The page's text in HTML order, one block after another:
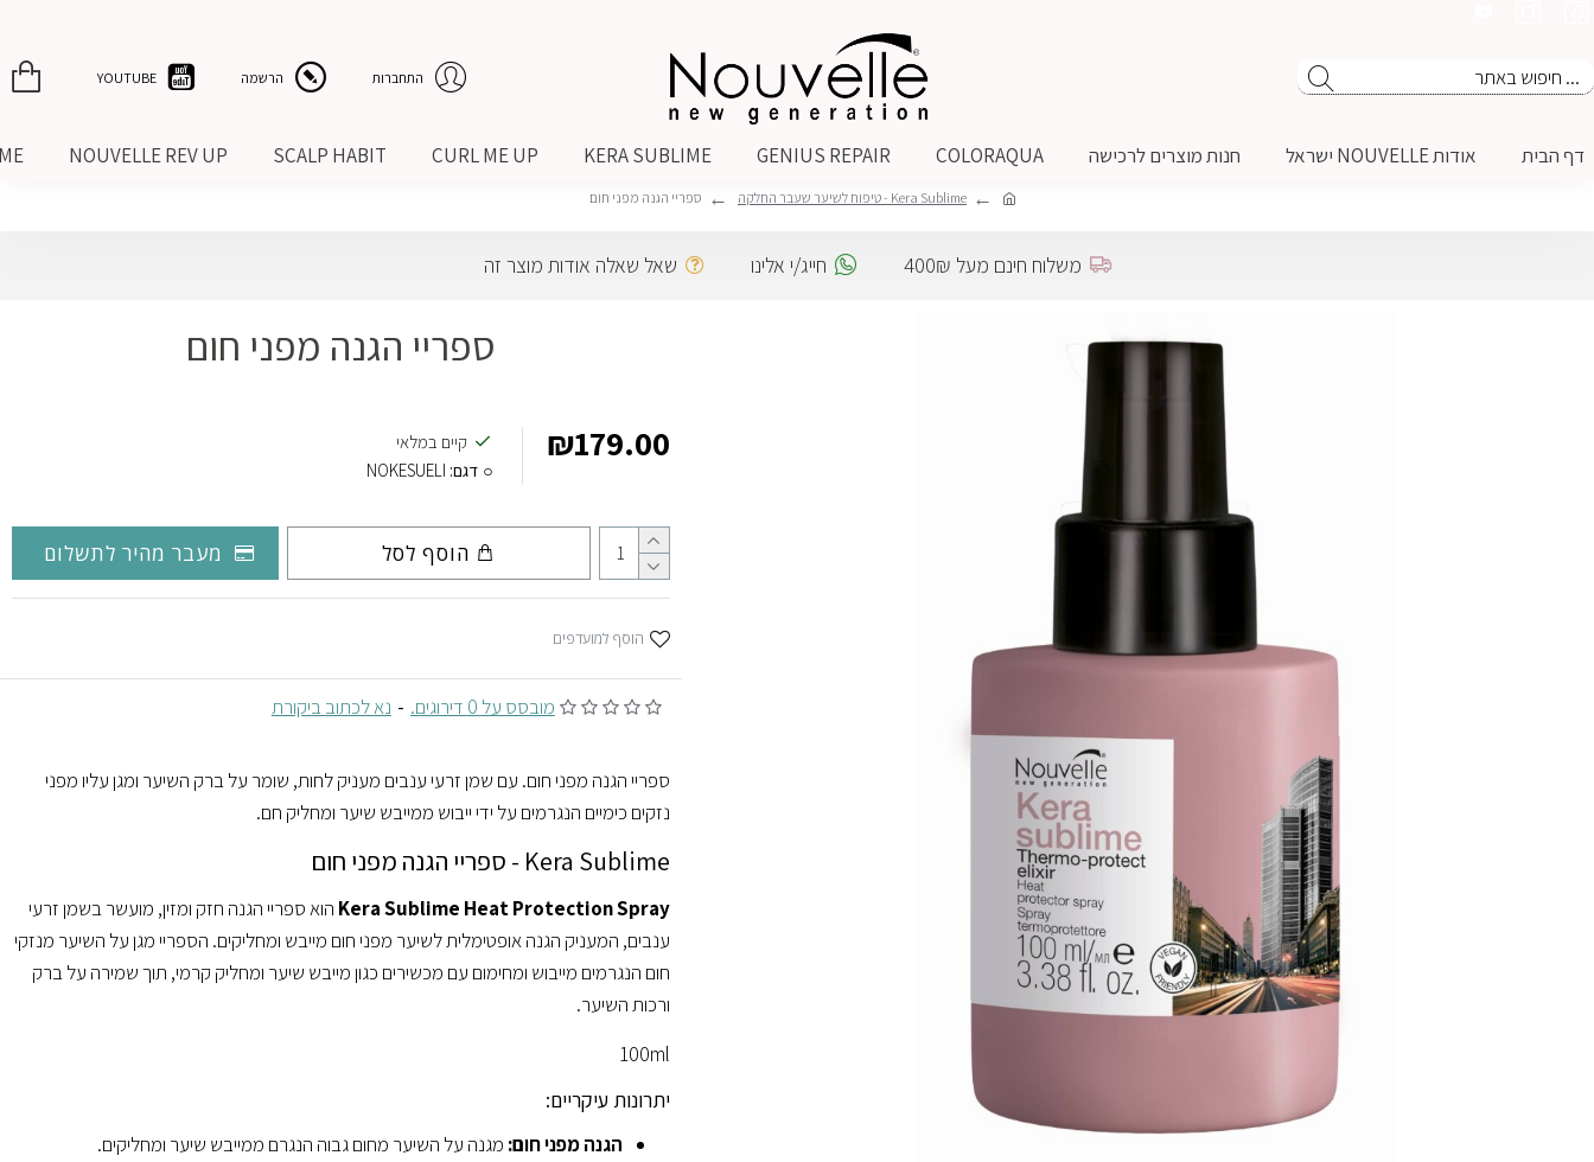
התחברות הרשמה YOUTUBE
דף הבית אודות NOUVELLE ישראל חנות מוצרים לרכישה COLORAQUA
GENIUS REPAIR
KERA SUBLIME
CURL ME UP
SCALP HABIT
NOUVELLE REV UP
Kera Sublime - טיפוח לשיער שעבר החלקה ספריי הגנה מפני חום
משלוח חינם מעל 400₪ חייג/י אלינו שאל שאלה אודות מוצר זה
ספריי הגנה מפני חום
מובסס על 0 דירוגים. - נא לכתוב ביקורת
₪179.00
קיים במלאי
דגם: NOKESUELI
הוסף לסל מעבר מהיר לתשלום
הוסף למועדפים
ספריי הגנה מפני חום. עם שמן זרעי ענבים מעניק לחות, שומר על ברק השיער ומגן עליו מפני
נזקים כימיים הנגרמים על ידי ייבוש ממייבש שיער ומחליק חם.
Kera Sublime - ספריי הגנה מפני חום
Kera Sublime Heat Protection Spray הוא ספריי הגנה חזק ומזין, מועשר בשמן זרעי
ענבים, המעניק הגנה אופטימלית לשיער מפני חום מייבש ומחליקים. הספריי מגן על השיער מנזקי
חום הנגרמים מייבוש ומחימום עם מכשירים כגון מייבש שיער ומחליק קרמי, תוך שמירה על ברק
ורכות השיער.
100ml
יתרונות עיקריים:
הגנה מפני חום: מגנה על השיער מחום גבוה הנגרם ממייבש שיער ומחליקים.